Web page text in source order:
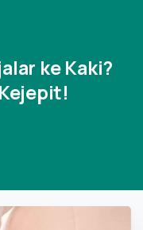
ke Kaki?
Kejepit!